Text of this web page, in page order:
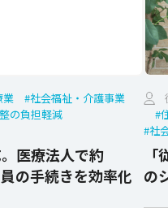
業
#社会福祉・介護事業
の負担軽減
医療法人で約
の手続きを効率化
#
#社
の